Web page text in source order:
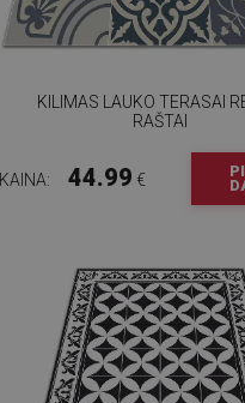
KILIMAS LAUKO TERASAI
RAŠTAI
KAINA: 44.99 €